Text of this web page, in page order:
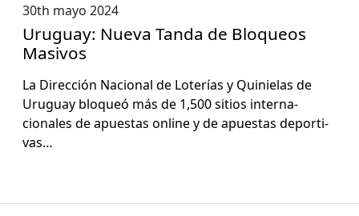
30th mayo 2024
Uruguay: Nueva Tanda de Bloqueos
Masivos
La Direc­ción Nacional de Loterías y Quinielas de
Uruguay blo­queó más de 1,500 sitios inter­na­
cionales de apues­tas online y de apues­tas deporti­
vas…